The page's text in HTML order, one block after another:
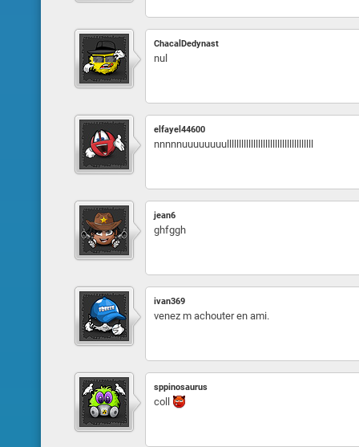
ChacalDedynast
nul
elfayel44600
nnnnnuuuuuuuullllllllllllllllllllllllllllllllllll
jean6
ghfggh
ivan369
venez m achouter en ami.
sppinosaurus
coll